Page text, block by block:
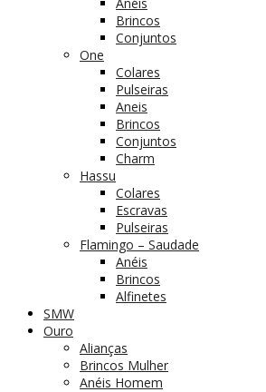
Brincos
Conjuntos
One
Colares
Pulseiras
Aneis
Brincos
Conjuntos
Charm
Hassu
Colares
Escravas
Pulseiras
Flamingo – Saudade
Anéis
Brincos
Alfinetes
SMW
Ouro
Alianças
Brincos Mulher
Anéis Homem